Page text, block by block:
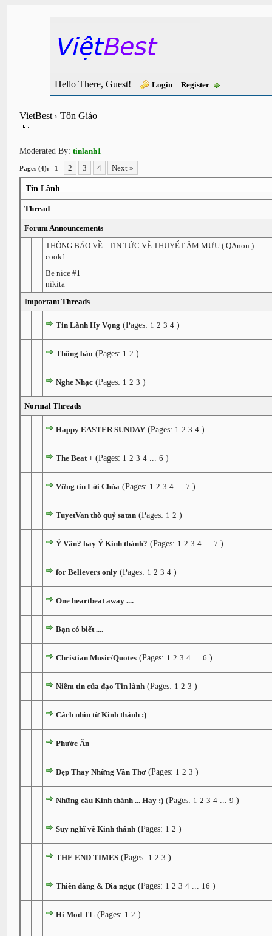
Hello There, Guest! Login Register
VietBest›Tôn Giáo
Moderated By:tinlanh1
Pages (4): 1 2 3 4 Next »
Tin Lành
Thread
Forum Announcements
THÔNG BÁO VỀ : TIN TỨC VỀ THUYẾT ÂM MƯU ( QAnon )
cook1
Be nice #1
nikita
Important Threads
Tin Lành Hy Vọng (Pages: 1 2 3 4 )
Thông báo (Pages: 1 2 )
Nghe Nhạc (Pages: 1 2 3 )
Normal Threads
Happy EASTER SUNDAY (Pages: 1 2 3 4 )
The Beat + (Pages: 1 2 3 4 ...6 )
Vững tin Lời Chúa (Pages: 1 2 3 4 ...7 )
TuyetVan thờ quỷ satan (Pages: 1 2 )
Ý Vân? hay Ý Kinh thánh? (Pages: 1 2 3 4 ...7 )
for Believers only (Pages: 1 2 3 4 )
One heartbeat away ....
Bạn có biết ....
Christian Music/Quotes (Pages: 1 2 3 4 ...6 )
Niềm tin của đạo Tin lành (Pages: 1 2 3 )
Cách nhìn từ Kinh thánh :)
Phước Ân
Đẹp Thay Những Vần Thơ (Pages: 1 2 3 )
Những câu Kinh thánh ... Hay :) (Pages: 1 2 3 4 ...9 )
Suy nghĩ về Kinh thánh (Pages: 1 2 )
THE END TIMES (Pages: 1 2 3 )
Thiên đàng & Đia ngục (Pages: 1 2 3 4 ... 16 )
Hi Mod TL (Pages: 1 2 )